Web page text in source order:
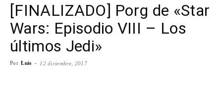
Es
[FINALIZADO] Porg de «Star
Wars: Episodio VIII – Los
últimos Jedi»
Por Luis - 12 diciembre, 2017